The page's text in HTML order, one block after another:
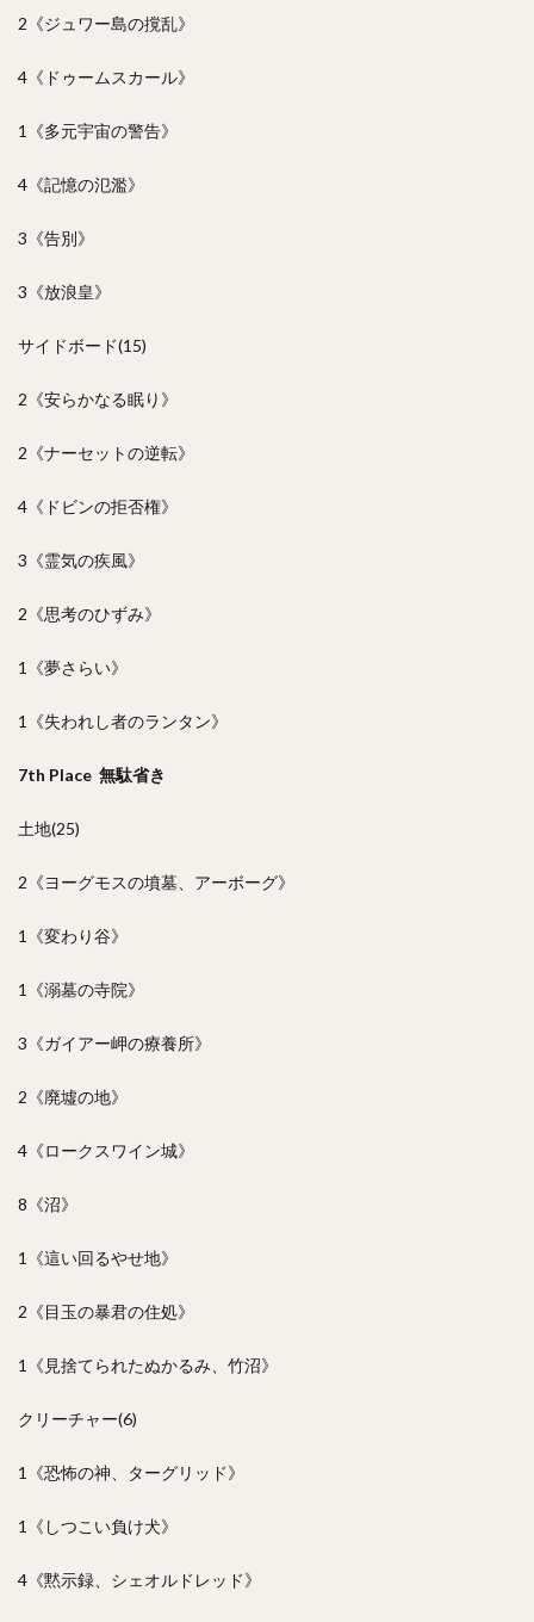
2《ジュワー島の撹乱》
4《ドゥームスカール》
1《多元宇宙の警告》
4《記憶の氾濫》
3《告別》
3《放浪皇》
サイドボード(15)
2《安らかなる眠り》
2《ナーセットの逆転》
4《ドビンの拒否権》
3《霊気の疾風》
2《思考のひずみ》
1《夢さらい》
1《失われし者のランタン》
7th Place 無駄省き
土地(25)
2《ヨーグモスの墳墓、アーボーグ》
1《変わり谷》
1《溺墓の寺院》
3《ガイアー岬の療養所》
2《廃墟の地》
4《ロークスワイン城》
8《沼》
1《這い回るやせ地》
2《目玉の暴君の住処》
1《見捨てられたぬかるみ、竹沼》
クリーチャー(6)
1《恐怖の神、ターグリッド》
1《しつこい負け犬》
4《黙示録、シェオルドレッド》